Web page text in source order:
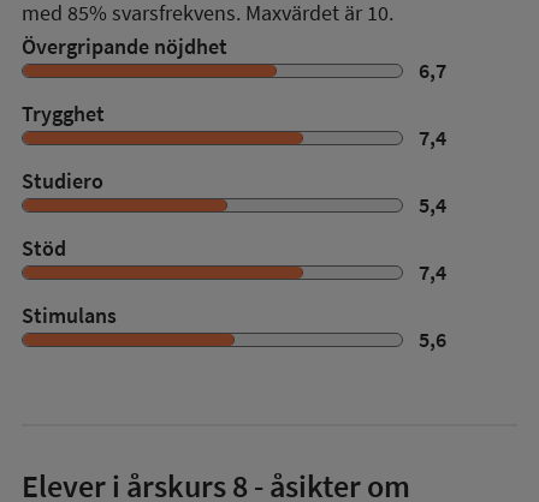
med 85% svarsfrekvens. Maxvärdet är 10.
Övergripande nöjdhet
6,7
Trygghet
7,4
Studiero
5,4
Stöd
7,4
Stimulans
5,6
Elever i årskurs 8- åsikter om